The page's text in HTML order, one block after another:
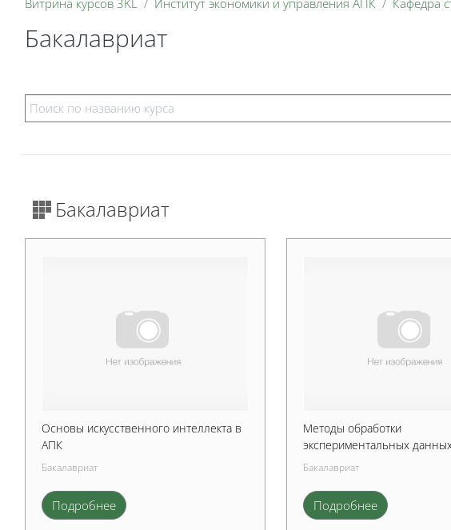
Витрина курсов 3KL Институт экономики и управления АПК Кафедра
Бакалавриат
Бакалавриат
Основы искусственного интеллекта в
АПК
Бакалавриат
Подробнее
Методы обработки
экспериментальных
Бакалавриат
Подробнее